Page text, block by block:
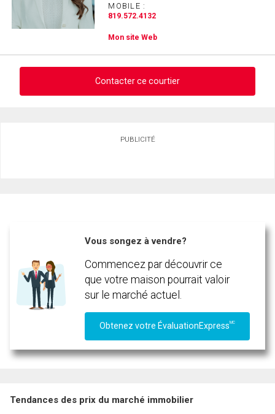
(Optionnel)
vous nous fournissez l'autorisation écrite de communiquer avec vous.
MOBILE :
819.572.4132
Mon site Web
Contacter ce courtier
PUBLICITÉ
Vous songez à vendre?
Commencez par découvrir ce
que votre maison pourrait valoir
sur le marché actuel.
Obtenez votre ÉvaluationExpressMC
Tendances des prix du marché immobilier